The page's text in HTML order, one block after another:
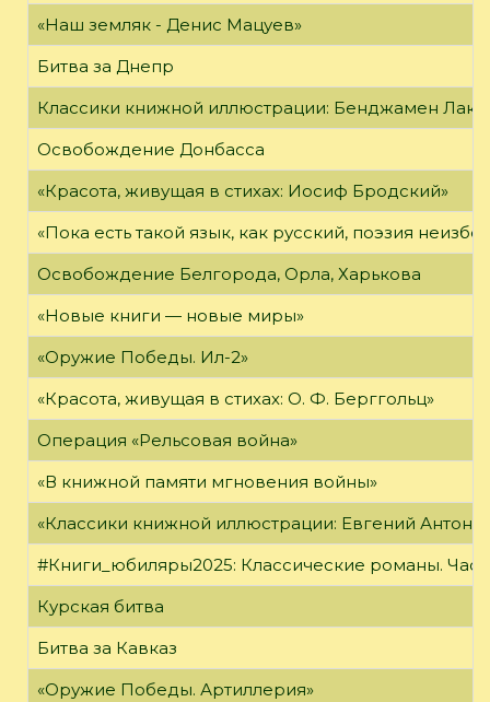
«Наш земляк - Денис Мацуев»
Битва за Днепр
Классики книжной иллюстрации: Бенджамен
Освобождение Донбасса
«Красота, живущая в стихах: Иосиф Бродский»
«Пока есть такой язык, как русский, поэзия
Освобождение Белгорода, Орла, Харькова
«Новые книги — новые миры»
«Оружие Победы. Ил-2»
«Красота, живущая в стихах: О. Ф. Берггольц»
Операция «Рельсовая война»
«В книжной памяти мгновения войны»
«Классики книжной иллюстрации: Евгений
#Книги_юбиляры2025: Классические романы.
Курская битва
Битва за Кавказ
«Оружие Победы. Артиллерия»